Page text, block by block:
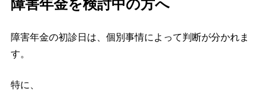
障害年金を検討中の方へ
障害年金の初診日は、個別事情によって判断が分かれま
す。
特に、